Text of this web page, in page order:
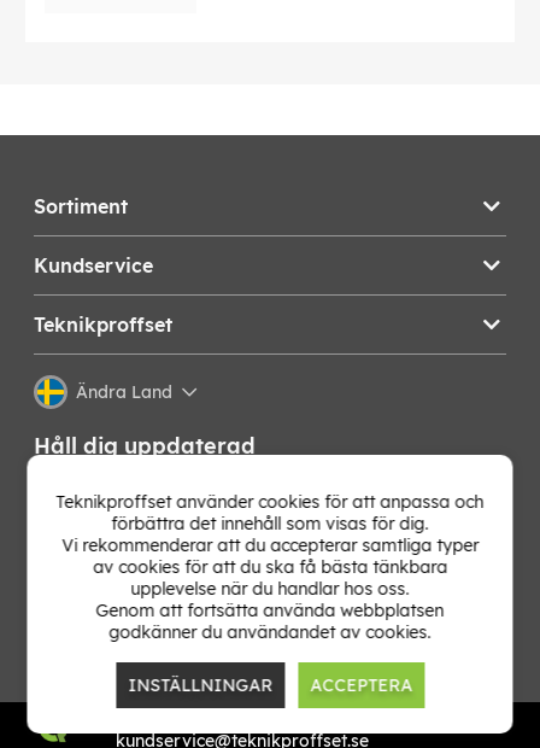
Sortiment
Kundservice
Teknikproffset
Ändra Land
Håll dig uppdaterad
Få de senaste nyheterna, hetaste erbjudandena och
bästa tipsen från oss direkt i din mejlkorg. Signa upp på
vårt nyhetsbrev!
kundservice@teknikproffset.se
Teknikproffset använder cookies för att anpassa och
förbättra det innehåll som visas för dig.
Vi rekommenderar att du accepterar samtliga typer
av cookies för att du ska få bästa tänkbara
upplevelse när du handlar hos oss.
Genom att fortsätta använda webbplatsen
godkänner du användandet av cookies.
INSTÄLLNINGAR ACCEPTERA